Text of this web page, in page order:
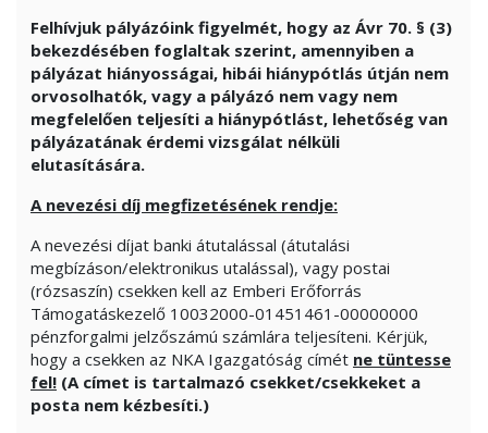
Felhívjuk pályázóink figyelmét, hogy az Ávr 70. § (3)
bekezdésében foglaltak szerint, amennyiben a
pályázat hiányosságai, hibái hiánypótlás útján nem
orvosolhatók, vagy a pályázó nem vagy nem
megfelelően teljesíti a hiánypótlást, lehetőség van
pályázatának érdemi vizsgálat nélküli
elutasítására.
A nevezési díj megfizetésének rendje:
A nevezési díjat banki átutalással (átutalási
megbízáson/elektronikus utalással), vagy postai
(rózsaszín) csekken kell az Emberi Erőforrás
Támogatáskezelő 10032000-01451461-00000000
pénzforgalmi jelzőszámú számlára teljesíteni. Kérjük,
hogy a csekken az NKA Igazgatóság címét ne tüntesse
fel! (A címet is tartalmazó csekket/csekkeket a
posta nem kézbesíti.)